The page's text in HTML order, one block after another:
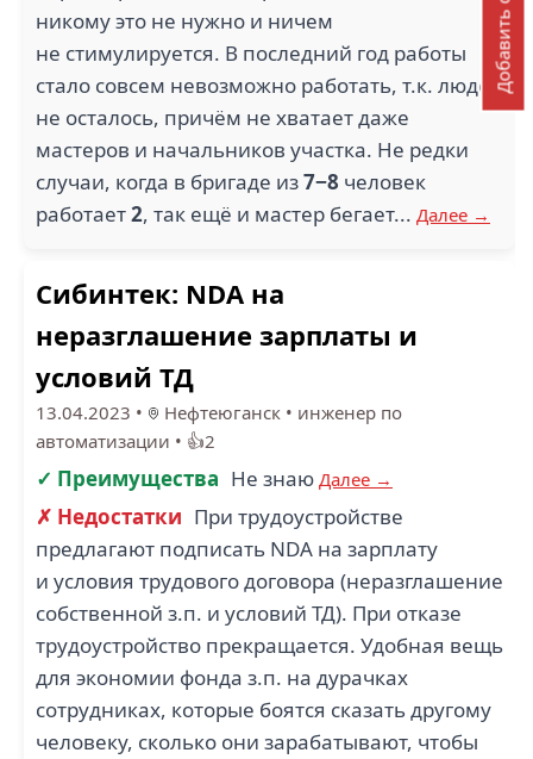
никому это не нужно и ничем
не стимулируется. В последний год работы
стало совсем невозможно работать, т.к. людей
не осталось, причём не хватает даже
мастеров и начальников участка. Не редки
случаи, когда в бригаде из7−8 человек
работает2, так ещё и мастер бегает... Далее →
Сибинтек: NDA на
неразглашение зарплаты и
условий ТД
13.04.2023 • Нефтеюганск • инженер по
автоматизации • 👍2
✓ Преимущества Не знаю Далее →
✗ Недостатки При трудоустройстве
предлагают подписать NDA на зарплату
и условия трудового договора (неразглашение
собственной з.п. и условий ТД). При отказе
трудоустройство прекращается. Удобная вещь
для экономии фонда з.п. на дурачках
сотрудниках, которые боятся сказать другому
человеку, сколько они зарабатывают, чтобы